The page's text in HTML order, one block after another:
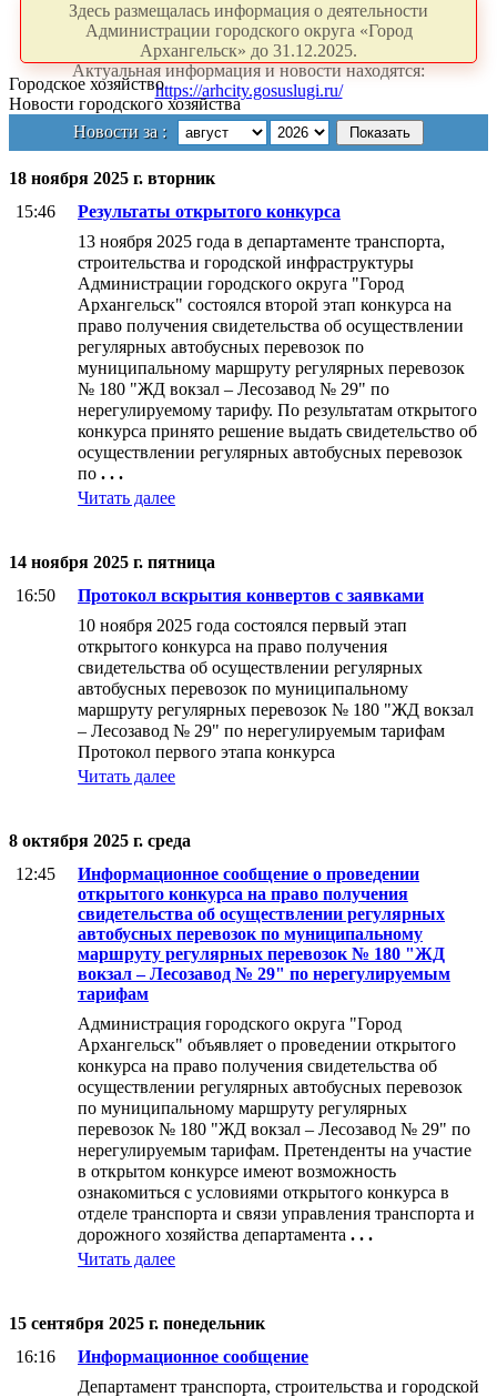
Здесь размещалась информация о деятельности
Администрации городского округа «Город
Архангельск» до 31.12.2025.
Актуальная информация и новости находятся:
https://arhcity.gosuslugi.ru/
Городское хозяйство
Новости городского хозяйства
Новости за :
18 ноября 2025 г. вторник
15:46
Результаты открытого конкурса
13 ноября 2025 года в департаменте транспорта,
строительства и городской инфраструктуры
Администрации городского округа "Город
Архангельск" состоялся второй этап конкурса на
право получения свидетельства об осуществлении
регулярных автобусных перевозок по
муниципальному маршруту регулярных перевозок
№ 180 "ЖД вокзал – Лесозавод № 29" по
нерегулируемому тарифу. По результатам открытого
конкурса принято решение выдать свидетельство об
осуществлении регулярных автобусных перевозок
по . . .
Читать далее
14 ноября 2025 г. пятница
16:50
Протокол вскрытия конвертов с заявками
10 ноября 2025 года состоялся первый этап
открытого конкурса на право получения
свидетельства об осуществлении регулярных
автобусных перевозок по муниципальному
маршруту регулярных перевозок № 180 "ЖД вокзал
– Лесозавод № 29" по нерегулируемым тарифам
Протокол первого этапа конкурса
Читать далее
8 октября 2025 г. среда
12:45
Информационное сообщение о проведении
открытого конкурса на право получения
свидетельства об осуществлении регулярных
автобусных перевозок по муниципальному
маршруту регулярных перевозок № 180 "ЖД
вокзал – Лесозавод № 29" по нерегулируемым
тарифам
Администрация городского округа "Город
Архангельск" объявляет о проведении открытого
конкурса на право получения свидетельства об
осуществлении регулярных автобусных перевозок
по муниципальному маршруту регулярных
перевозок № 180 "ЖД вокзал – Лесозавод № 29" по
нерегулируемым тарифам. Претенденты на участие
в открытом конкурсе имеют возможность
ознакомиться с условиями открытого конкурса в
отделе транспорта и связи управления транспорта и
дорожного хозяйства департамента . . .
Читать далее
15 сентября 2025 г. понедельник
16:16
Информационное сообщение
Департамент транспорта, строительства и городской